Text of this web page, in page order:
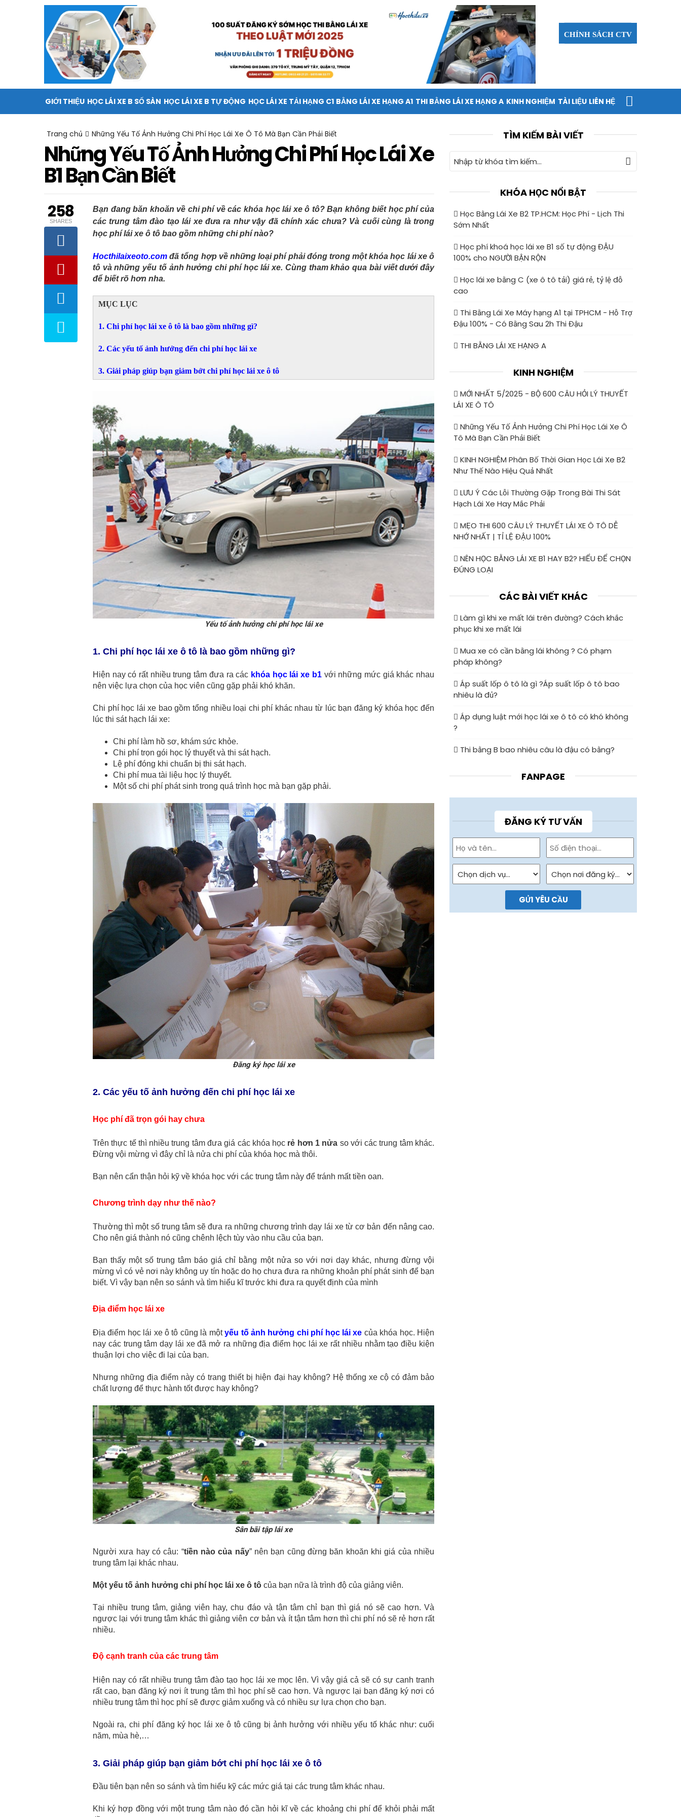
CHÍNH SÁCH CTV
GIỚI THIỆU HỌC LÁI XE B SỐ SÀN HỌC LÁI XE B TỰ ĐỘNG HỌC LÁI XE TẢI HẠNG C1 BẰNG LÁI XE HẠNG A1 THI BẰNG LÁI XE HẠNG A KINH NGHIỆM TÀI LIỆU LIÊN HỆ
Trang chủ Những Yếu Tố Ảnh Hưởng Chi Phí Học Lái Xe Ô Tô Mà Bạn Cần Phải Biết
Những Yếu Tố Ảnh Hưởng Chi Phí Học Lái Xe
B1 Bạn Cần Biết
Bạn đang băn khoăn về chi phí về các khóa học lái xe ô tô? Bạn không biết học phí của
các trung tâm đào tạo lái xe đưa ra như vậy đã chính xác chưa? Và cuối cùng là trong
học phí lái xe ô tô bao gồm những chi phí nào?
Hocthilaixeoto.com đã tổng hợp về những loại phí phải đóng trong một khóa học lái xe ô
tô và những yếu tố ảnh hưởng chi phí học lái xe. Cùng tham khảo qua bài viết dưới đây
để biết rõ hơn nha.
MỤC LỤC
1. Chi phí học lái xe ô tô là bao gồm những gì?
2. Các yếu tố ảnh hưởng đến chi phí học lái xe
3. Giải pháp giúp bạn giảm bớt chi phí học lái xe ô tô
Yếu tố ảnh hưởng chi phí học lái xe
1. Chi phí học lái xe ô tô là bao gồm những gì?
Hiện nay có rất nhiều trung tâm đưa ra các khóa học lái xe b1với những mức giá khác nhau
nên việc lựa chọn của học viên cũng gặp phải khó khăn.
Chi phí học lái xe bao gồm tổng nhiều loại chi phí khác nhau từ lúc bạn đăng ký khóa học đến
lúc thi sát hạch lái xe:
Chi phí làm hồ sơ, khám sức khỏe.
Chi phí trọn gói học lý thuyết và thi sát hạch.
Lệ phí đóng khi chuẩn bị thi sát hạch.
Chi phí mua tài liệu học lý thuyết.
Một số chi phí phát sinh trong quá trình học mà bạn gặp phải.
Đăng ký học lái xe
2. Các yếu tố ảnh hưởng đến chi phí học lái xe
Học phí đã trọn gói hay chưa
Trên thực tế thì nhiều trung tâm đưa giá các khóa học rẻ hơn 1 nửa so với các trung tâm khác.
Đừng vội mừng vì đây chỉ là nửa chi phí của khóa học mà thôi.
Bạn nên cẩn thận hỏi kỹ về khóa học với các trung tâm này để tránh mất tiền oan.
Chương trình dạy như thế nào?
Thường thì một số trung tâm sẽ đưa ra những chương trình dạy lái xe từ cơ bản đến nâng cao.
Cho nên giá thành nó cũng chênh lệch tùy vào nhu cầu của bạn.
Bạn thấy một số trung tâm báo giá chỉ bằng một nửa so với nơi dạy khác, nhưng đừng vội
mừng vì có vẻ nơi này không uy tín hoặc do họ chưa đưa ra những khoản phí phát sinh để bạn
biết. Vì vậy bạn nên so sánh và tìm hiểu kĩ trước khi đưa ra quyết định của mình
Địa điểm học lái xe
Địa điểm học lái xe ô tô cũng là mộtyếu tố ảnh hưởng chi phí học lái xe của khóa học. Hiện
nay các trung tâm dạy lái xe đã mở ra những địa điểm học lái xe rất nhiều nhằm tạo điều kiện
thuận lợi cho việc đi lại của bạn.
Nhưng những địa điểm này có trang thiết bị hiện đại hay không? Hệ thống xe cộ có đảm bảo
chất lượng để thực hành tốt được hay không?
Sân bãi tập lái xe
Người xưa hay có câu: “tiền nào của nấy” nên bạn cũng đừng băn khoăn khi giá của nhiều
trung tâm lại khác nhau.
Một yếu tố ảnh hưởng chi phí học lái xe ô tô của bạn nữa là trình độ của giảng viên.
Tại nhiều trung tâm, giảng viên hay, chu đáo và tận tâm chỉ bạn thì giá nó sẽ cao hơn. Và
ngược lại với trung tâm khác thì giảng viên cơ bản và ít tận tâm hơn thì chi phí nó sẽ rẻ hơn rất
nhiều.
Độ cạnh tranh của các trung tâm
Hiện nay có rất nhiều trung tâm đào tạo học lái xe mọc lên. Vì vậy giá cả sẽ có sự canh tranh
rất cao, bạn đăng ký nơi ít trung tâm thì học phí sẽ cao hơn. Và ngược lại bạn đăng ký nơi có
nhiều trung tâm thì học phí sẽ được giảm xuống và có nhiều sự lựa chọn cho bạn.
Ngoài ra, chi phí đăng ký học lái xe ô tô cũng bị ảnh hưởng với nhiều yếu tố khác như: cuối
năm, mùa hè,…
3. Giải pháp giúp bạn giảm bớt chi phí học lái xe ô tô
Đầu tiên bạn nên so sánh và tìm hiểu kỹ các mức giá tại các trung tâm khác nhau.
Khi ký hợp đồng với một trung tâm nào đó cần hỏi kĩ về các khoảng chi phí để khỏi phải mất
258
SHARES
TÌM KIẾM BÀI VIẾT
KHÓA HỌC NỔI BẬT
Học Bằng Lái Xe B2 TP.HCM: Học Phí - Lịch Thi
Sớm Nhất
Học phí khoá học lái xe B1 số tự động ĐẬU
100% cho NGƯỜI BẬN RỘN
Học lái xe bằng C (xe ô tô tải) giá rẻ, tỷ lệ đỗ
cao
Thi Bằng Lái Xe Máy hạng A1 tại TPHCM - Hỗ Trợ
Đậu 100% - Có Bằng Sau 2h Thi Đậu
THI BẰNG LÁI XE HẠNG A
KINH NGHIỆM
MỚI NHẤT 5/2025 - BỘ 600 CÂU HỎI LÝ THUYẾT
LÁI XE Ô TÔ
Những Yếu Tố Ảnh Hưởng Chi Phí Học Lái Xe Ô
Tô Mà Bạn Cần Phải Biết
KINH NGHIỆM Phân Bố Thời Gian Học Lái Xe B2
Như Thế Nào Hiệu Quả Nhất
LƯU Ý Các Lỗi Thường Gặp Trong Bài Thi Sát
Hạch Lái Xe Hay Mắc Phải
MẸO THI 600 CÂU LÝ THUYẾT LÁI XE Ô TÔ DỄ
NHỚ NHẤT | TỈ LỆ ĐẬU 100%
NÊN HỌC BẰNG LÁI XE B1 HAY B2? HIỂU ĐỂ CHỌN
ĐÚNG LOẠI
CÁC BÀI VIẾT KHÁC
Làm gì khi xe mất lái trên đường? Cách khắc
phục khi xe mất lái
Mua xe có cần bằng lái không ? Có phạm
pháp không?
Áp suất lốp ô tô là gì ?Áp suất lốp ô tô bao
nhiêu là đủ?
Áp dụng luật mới học lái xe ô tô có khó không
?
Thi bằng B bao nhiêu câu là đậu có bằng?
FANPAGE
ĐĂNG KÝ TƯ VẤN
GỬI YÊU CẦU